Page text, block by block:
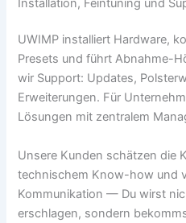
Installation, Feintuning und
UWIMP installiert Hardware,
Presets und führt Abnahme-
wir Support: Updates,
Erweiterungen. Für
Lösungen mit zentralem
Unsere Kunden schätzen die
technischem Know-how und
Kommunikation — Du wirst
erschlagen, sondern